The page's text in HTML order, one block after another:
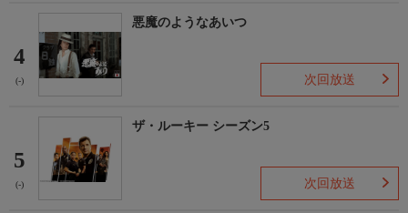
4
(-)
悪魔のようなあいつ
次回放送
5
(-)
ザ・ルーキー シーズン5
次回放送